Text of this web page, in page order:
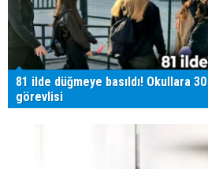
81 ilde düğmeye basıldı! Okullara
görevlisi